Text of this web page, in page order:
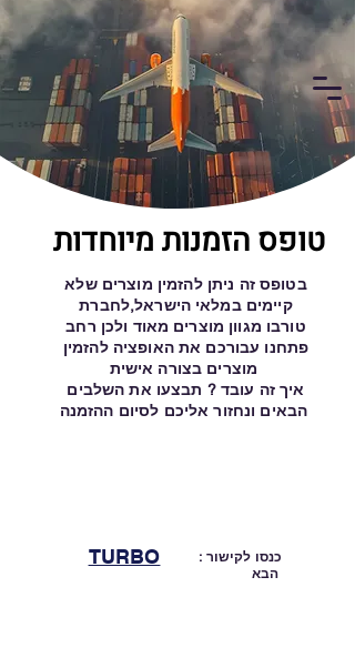
AtlantiSport
בטופס זה ניתן להזמין מוצרים שלא
קיימים במלאי הישראל,לחברת
טורבו מגוון מוצרים מאוד ולכן רחב
פתחנו עבורכם את האופציה להזמין
איך זה עובד ? תבצעו את השלבים
TURBO
: כנסו לקישור
הבא